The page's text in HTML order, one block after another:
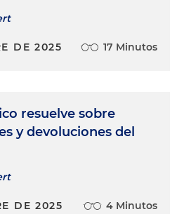
DE 2025 17 Minutos
resuelve sobre
y devoluciones del
DE 2025 4 Minutos